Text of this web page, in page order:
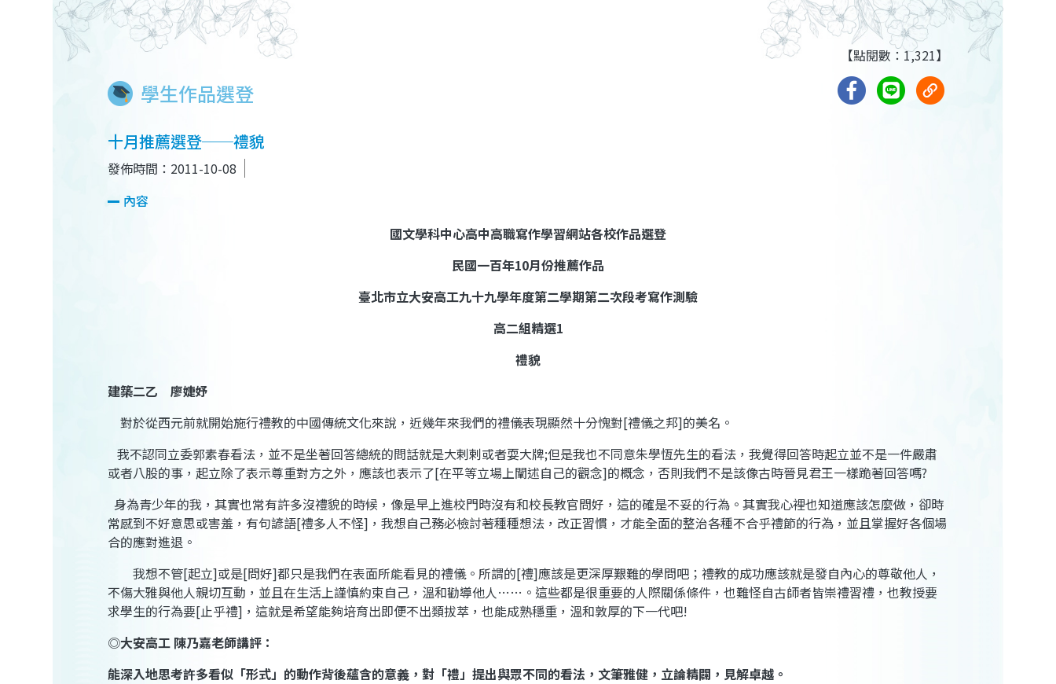
學生作品選登
【點閱數：1,321】
十月推薦選登──禮貌
發佈時間：2011-10-08
內容
國文學科中心高中高職寫作學習網站各校作品選登
民國一百年10月份推薦作品
臺北市立大安高工九十九學年度第二學期第二次段考寫作測驗
高二組精選1
禮貌
建築二乙 廖婕妤
對於從西元前就開始施行禮教的中國傳統文化來說，近幾年來我們的禮儀表現顯然十分愧對[禮儀之邦]的美名。
我不認同立委郭素春看法，並不是坐著回答總統的問話就是大剌剌或者耍大牌;但是我也不同意朱學恆先生的看法，我覺得回答時起立並不是一件嚴肅
或者八股的事，起立除了表示尊重對方之外，應該也表示了[在平等立場上闡述自己的觀念]的概念，否則我們不是該像古時晉見君王一樣跪著回答嗎?
身為青少年的我，其實也常有許多沒禮貌的時候，像是早上進校門時沒有和校長教官問好，這的確是不妥的行為。其實我心裡也知道應該怎麼做，卻時
常感到不好意思或害羞，有句諺語[禮多人不怪] ，我想自己務必檢討著種種想法，改正習慣，才能全面的整治各種不合乎禮節的行為，並且掌握好各個場
合的應對進退。
我想不管[起立]或是[問好]都只是我們在表面所能看見的禮儀。所謂的[禮]應該是更深厚艱難的學問吧；禮教的成功應該就是發自內心的尊敬他人，
不傷大雅與他人親切互動，並且在生活上謹慎約束自己，溫和勸導他人 …… 。這些都是很重要的人際關係條件，也難怪自古師者皆崇禮習禮，也教授要
求學生的行為要[止乎禮] ，這就是希望能夠培育出即便不出類拔萃，也能成熟穩重，溫和敦厚的下一代吧!
◎大安高工 陳乃嘉老師講評 ：
能深入地思考許多看似「形式」的動作背後蘊含的意義，對「禮」提出與眾不同的看法，文筆雅健，立論精闢，見解卓越。